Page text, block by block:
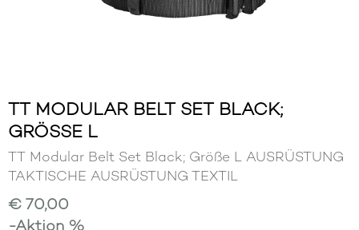
TT MODULAR BELT SET BLACK;
GRÖSSE L
TT Modular Belt Set Black; Größe L AUSRÜSTUNG
TAKTISCHE AUSRÜSTUNG TEXTIL
€ 70,00
-Aktion %